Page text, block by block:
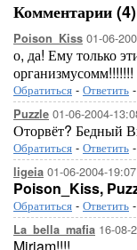
Комментарии
Poison_Kiss 01-06-
о, да! Ему только
организмусомм!!!!!!!
Обратиться - Ответить -
Puzzle 01-06-2004-
Оторвёт? Бедный
Обратиться - Ответить -
ligeia 01-06-2004-19:07
Poison_Kiss,
Обратиться - Ответить -
La_bella_mafia 16-08-